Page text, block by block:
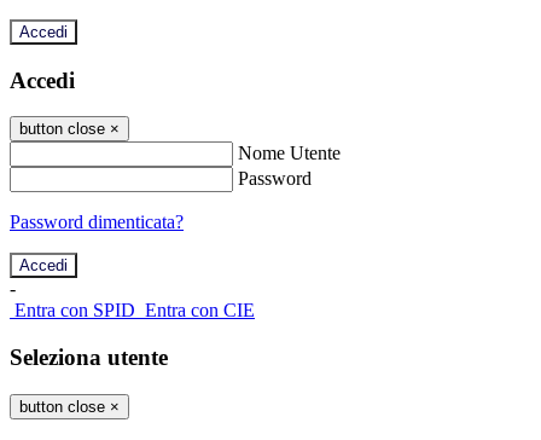
Accedi
Accedi
button close ×
Nome Utente
Password
Password dimenticata?
-
Entra con SPID Entra con CIE
Seleziona utente
button close ×